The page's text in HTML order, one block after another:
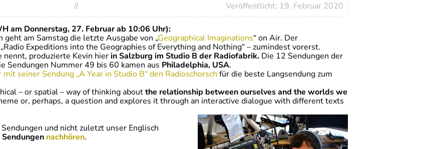
// Veröffentlicht: 19. Februar 2020
am Donnerstag, 27. Februar ab 10:06 Uhr):
geht am Samstag die letzte Ausgabe von „Geographical Imaginations“ on Air. Der
Expeditions into the Geographies of Everything and Nothing“ – zumindest vorerst.
nennt, produzierte Kevin hierin Salzburg im Studio B der Radiofabrik. Die 12 Sendungen der
Sendungen Nummer 49 bis 60 kamen aus Philadelphia, USA.
seiner Sendung „A Year in Studio B“ den Radioschorsch für die beste Langsendung zum
– or spatial – way of thinking aboutthe relationship between ourselves and the worlds we
or, perhaps, a question and explores it through an interactive dialogue with different texts
und nicht zuletzt unser Englisch
nachhören.